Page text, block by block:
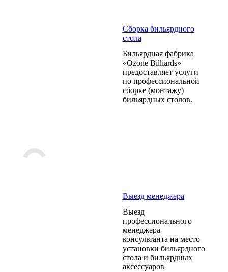
Сборка бильярдного
стола
Бильярдная фабрика
«Ozone Billiards»
предоставляет услуги
по профессиональной
сборке (монтажу)
бильярдных столов.
Выезд менеджера
Выезд
профессионального
менеджера-
консультанта на место
установки бильярдного
стола и бильярдных
аксессуаров